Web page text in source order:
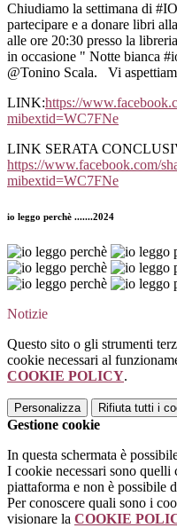
Chiudiamo la settimana di
partecipare e a donare libri
alle ore 20:30 presso la
in occasione " Notte bianca
@Tonino Scala. Vi
LINK:https://
mibextid=WC7FNe
LINK SERATA
https://www.facebook.com/
mibextid=WC7FNe
io leggo perchè .......2024
Notizie
Questo sito o gli strumenti
cookie necessari al
COOKIE POLICY.
Personalizza Rifiuta tutti i
Gestione cookie
In questa schermata è
I cookie necessari sono
piattaforma e non è possibile
Per conoscere quali sono i
visionare la COOKIE